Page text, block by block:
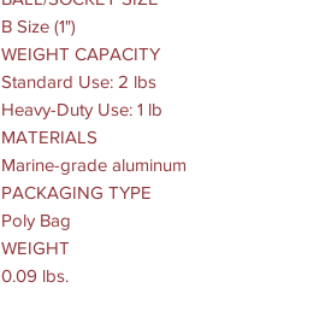
B Size (1")
WEIGHT CAPACITY
Standard Use: 2 lbs
Heavy-Duty Use: 1 lb
MATERIALS
Marine-grade aluminum
PACKAGING TYPE
Poly Bag
WEIGHT
0.09 lbs.